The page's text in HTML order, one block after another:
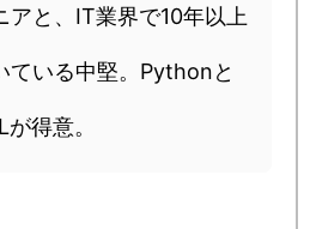
アと、IT業界で10年以上
ている中堅。Pythonと
が得意。